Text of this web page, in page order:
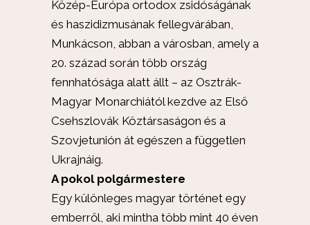
Közép-Európa ortodox zsidóságának
és haszidizmusának fellegvárában,
Munkácson, abban a városban, amely a
20. század során több ország
fennhatósága alatt állt – az Osztrák-
Magyar Monarchiától kezdve az Első
Csehszlovák Köztársaságon és a
Szovjetunión át egészen a független
Ukrajnáig.
A pokol polgármestere
Egy különleges magyar történet egy
emberről, aki mintha több mint 40 éven